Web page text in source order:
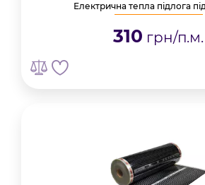
Електрична тепла підлога
310 грн/п.м.